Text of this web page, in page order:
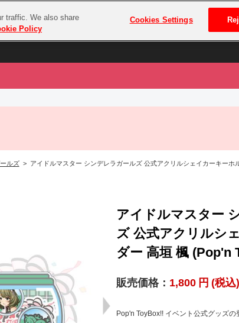
プレミアム会員とは
ラブライブ！サンシャイン‼
ラブライブ！虹ヶ咲学園スクールアイドル同好会
ルズ> アイドルマスター シンデレラガールズ 公式アクリルシェイカーキーホ
アイドルマスター
ズ 公式アクリルシ
ダー 高垣 楓 (Pop'n
販売価格： 1,800 円 (税込)
Pop'n ToyBox!! イベント公式グッズの
traffic. We also share
Policy
Cookies Settings